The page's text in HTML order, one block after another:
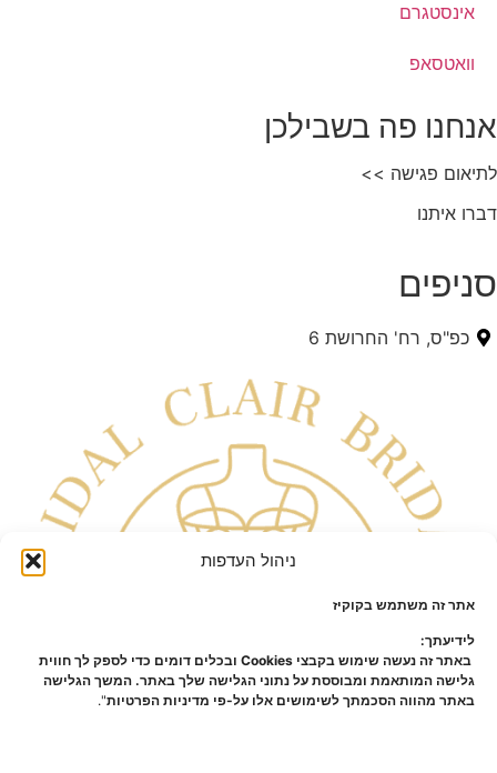
ניהול העדפות
אתר זה משתמש בקוקיז
לידיעתך:
באתר זה נעשה שימוש בקבצי Cookies ובכלים דומים כדי לספק לך חווית
גלישה המותאמת ומבוססת על נתוני הגלישה שלך באתר. המשך הגלישה
באתר מהווה הסכמתך לשימושים אלו על-פי מדיניות הפרטיות".
אינסטגרם
וואטסאפ
אנחנו פה בשבילכן
לתיאום פגישה >>
דברו איתנו
סניפים
כפ"ס, רח' החרושת 6